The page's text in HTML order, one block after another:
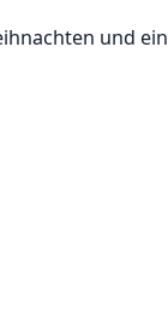
und ein